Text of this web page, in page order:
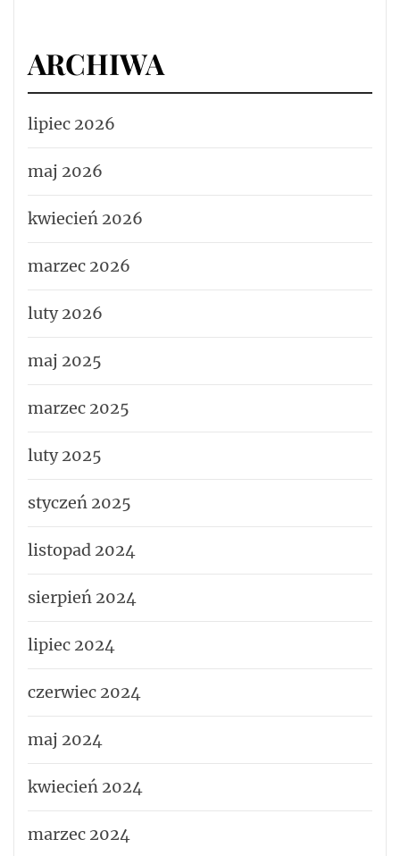
ARCHIWA
lipiec 2026
maj 2026
kwiecień 2026
marzec 2026
luty 2026
maj 2025
marzec 2025
luty 2025
styczeń 2025
listopad 2024
sierpień 2024
lipiec 2024
czerwiec 2024
maj 2024
kwiecień 2024
marzec 2024